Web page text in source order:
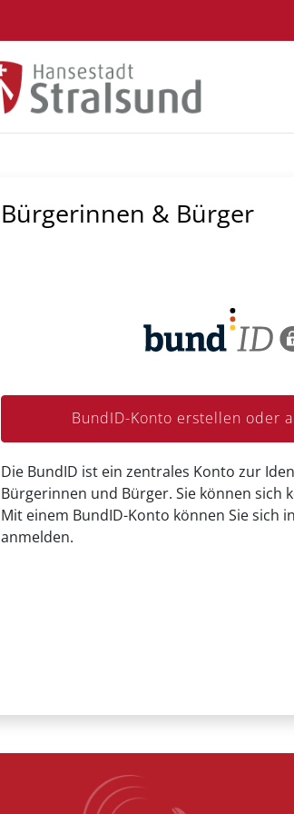
Bürgerinnen & Bürger
BundID-Konto erstellen oder
Die BundID ist ein zentrales Konto zur
Bürgerinnen und Bürger. Sie können sich
Mit einem BundID-Konto können Sie sich
anmelden.